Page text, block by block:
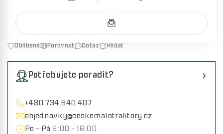
Oblíbené Porovnat Dotaz Hlídat
Potřebujete poradit?
+420 734 640 407
objednavky@ceskemalotraktory.cz
Po - Pá 8:00 - 16:00